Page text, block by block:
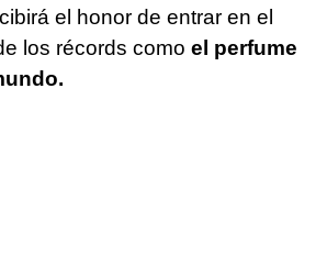
el honor de entrar en el
los récords como el perfume